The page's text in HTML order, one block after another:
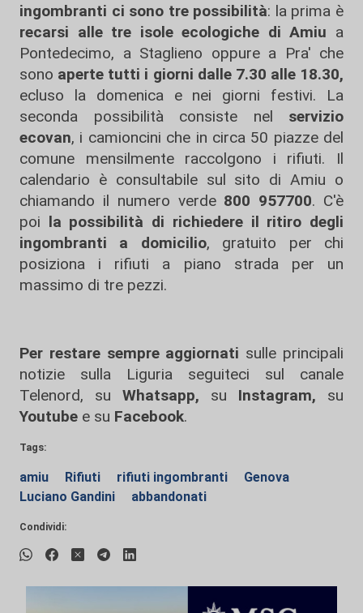
ingombranti ci sono tre possibilità: la prima è
recarsi alle tre isole ecologiche di Amiu a
Pontedecimo, a Staglieno oppure a Pra' che
sono aperte tutti i giorni dalle 7.30 alle 18.30,
ecluso la domenica e nei giorni festivi. La
seconda possibilità consiste nel servizio
ecovan, i camioncini che in circa 50 piazze del
comune mensilmente raccolgono i rifiuti. Il
calendario è consultabile sul sito di Amiu o
chiamando il numero verde 800 957700. C'è
poi la possibilità di richiedere il ritiro degli
ingombranti a domicilio, gratuito per chi
posiziona i rifiuti a piano strada per un
massimo di tre pezzi.
Per restare sempre aggiornati sulle principali
notizie sulla Liguria seguiteci sul canale
Telenord, su
Whatsapp, su Instagram, su
Youtube e su Facebook.
Tags:
amiu Rifiuti rifiuti ingombranti
Genova
Luciano Gandini
abbandonati
Condividi: